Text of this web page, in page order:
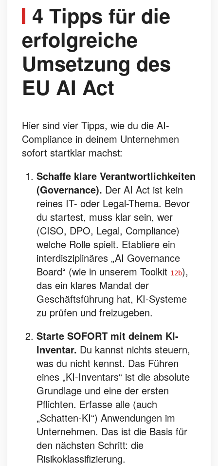
4 Tipps für die
erfolgreiche
Umsetzung des
EU AI Act
Hier sind vier Tipps, wie du die AI-
Compliance in deinem Unternehmen
sofort startklar machst:
Schaffe klare Verantwortlichkeiten
(Governance). Der AI Act ist kein
reines IT- oder Legal-Thema. Bevor
du startest, muss klar sein, wer
(CISO, DPO, Legal, Compliance)
welche Rolle spielt. Etabliere ein
interdisziplinäres „AI Governance
Board“ (wie in unserem Toolkit 12b),
das ein klares Mandat der
Geschäftsführung hat, KI-Systeme
zu prüfen und freizugeben.
Starte SOFORT mit deinem KI-
Inventar. Du kannst nichts steuern,
was du nicht kennst. Das Führen
eines „KI-Inventars“ ist die absolute
Grundlage und eine der ersten
Pflichten. Erfasse alle (auch
„Schatten-KI“) Anwendungen im
Unternehmen. Das ist die Basis für
den nächsten Schritt: die
Risikoklassifizierung.